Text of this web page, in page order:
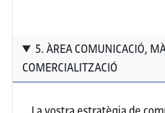
5. ÀREA COMUNICACIÓ,
COMERCIALITZACIÓ